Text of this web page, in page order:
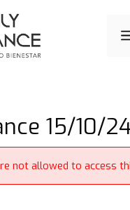
15/10/
not allowed to access